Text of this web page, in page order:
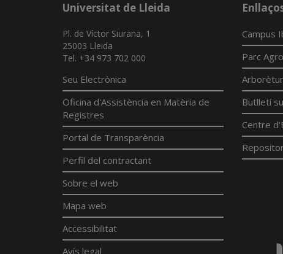
Universitat de Lleida
Pl. de Víctor Siurana, 1
25003 Lleida
Tel. +34 973 702 000
Seu Electrònica
Oficina d'Assistència en Matèria de
Registres
Portal de Transparència
Perfil del contractant
Sobre el web
Mapa web
Accessibilitat
Avís legal
Campus
Parc
Butlletí
Centre